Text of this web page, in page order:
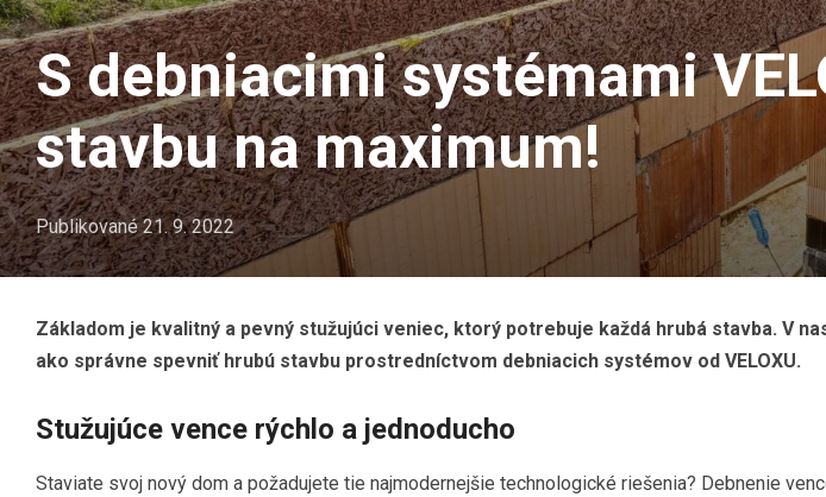
S debniacimi systémami
stavbu na maximum!
Publikované21. 9. 2022
Základom je kvalitný a pevný stužujúci veniec, ktorý potrebuje každá hrubá stavba. V
ako správne spevniť hrubú stavbu prostredníctvom debniacich systémov od VELOXU.
Stužujúce vence rýchlo a jednoducho
Staviate svoj nový dom a požadujete tie najmodernejšie technologické riešenia? Debnenie